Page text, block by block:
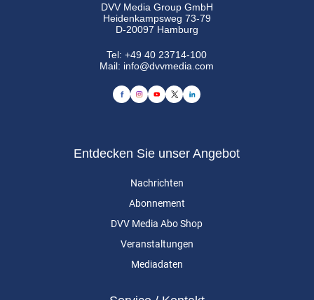
DVV Media Group GmbH
Heidenkampsweg 73-79
D-20097 Hamburg
Tel:+49 40 23714-100
Mail: info@dvvmedia.com
Entdecken Sie unser Angebot
Nachrichten
Abonnement
DVV Media Abo Shop
Veranstaltungen
Mediadaten